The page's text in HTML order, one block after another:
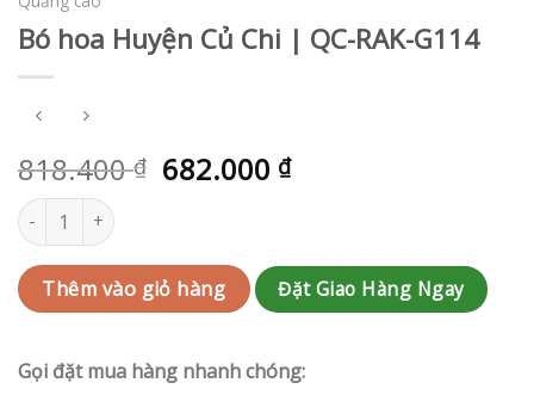
Bó hoa Huyện Củ Chi | QC-RAK-G114
818.400₫ 682.000 ₫
Bó hoa Huyện Củ Chi | QC-RAK-G114 số lượng
Thêm vào giỏ hàng Đặt Giao Hàng Ngay
Gọi đặt mua hàng nhanh chóng: